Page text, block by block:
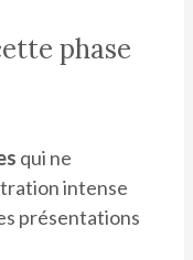
phase
qui ne
intense
présentations